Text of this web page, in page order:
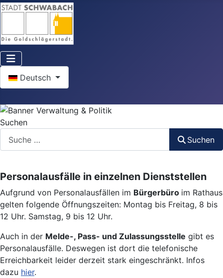
Deutsch
Suchen
Suchen
Personalausfälle in einzelnen Dienststellen
Aufgrund von Personalausfällen im Bürgerbüro im Rathaus
gelten folgende Öffnungszeiten: Montag bis Freitag, 8 bis
12 Uhr. Samstag, 9 bis 12 Uhr.
Auch in der Melde-, Pass- und Zulassungsstelle gibt es
Personalausfälle. Deswegen ist dort die telefonische
Erreichbarkeit leider derzeit stark eingeschränkt. Infos
dazu hier.